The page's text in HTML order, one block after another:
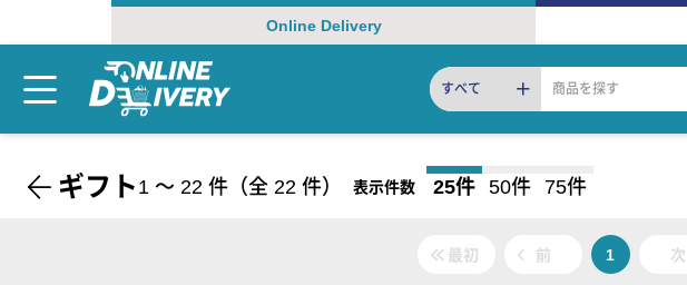
Online Delivery
すべて
ギフト 1 〜 22 件（全 22 件） 表示件数 25件 50件 75件
最初 前 1 次